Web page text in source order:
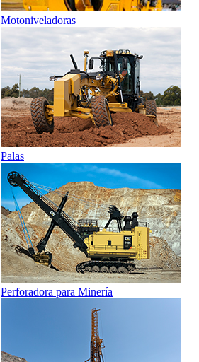
Motoniveladoras
Palas
Perforadora para Minería